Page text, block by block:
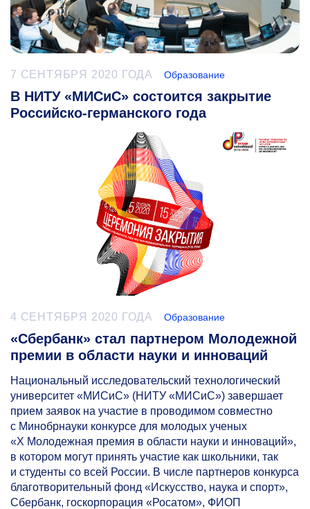
7 СЕНТЯБРЯ 2020 ГОДА Образование
В НИТУ «МИСиС» состоится закрытие
Российско-германского года
4 СЕНТЯБРЯ 2020 ГОДА Образование
«Сбербанк» стал партнером Молодежной
премии в области науки и инноваций
Национальный исследовательский технологический
университет «МИСиС» (НИТУ «МИСиС») завершает
прием заявок на участие в проводимом совместно
с Минобрнауки конкурсе для молодых ученых
«Х Молодежная премия в области науки и инноваций»,
в котором могут принять участие как школьники, так
и студенты со всей России. В числе партнеров конкурса
благотворительный фонд «Искусство, наука и спорт»,
Сбербанк, госкорпорация «Росатом», ФИОП